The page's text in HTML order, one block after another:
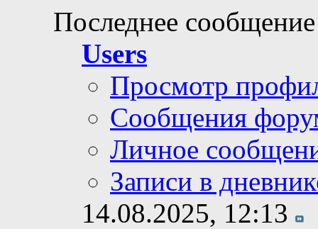
Последнее
Users
Просмотр
Сообщения
Личное
Записи в
14.08.2025, 12:13